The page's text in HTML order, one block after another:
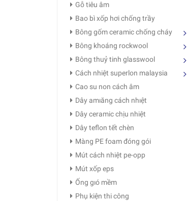
Gỗ tiêu âm
Bao bì xốp hơi chống trầy
Bông gốm ceramic chống cháy
Bông khoáng rockwool
Bông thuỷ tinh glasswool
Cách nhiệt superlon malaysia
Cao su non cách âm
Dây amıăng cách nhıệt
Dây ceramic chịu nhiệt
Dây teflon tết chèn
Màng PE foam đóng gói
Mút cách nhiệt pe-opp
Mút xốp eps
Ống gıó mềm
Phụ kiện thi công